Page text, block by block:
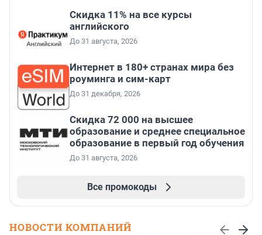
Скидка 11% на все курсы
английского
До 31 августа, 2026
Интернет в 180+ странах мира без
роуминга и сим-карт
До 31 декабря, 2026
Скидка 72 000 на высшее
образование и среднее специальное
образование в первый год обучения
До 31 августа, 2026
Все промокоды
НОВОСТИ КОМПАНИЙ